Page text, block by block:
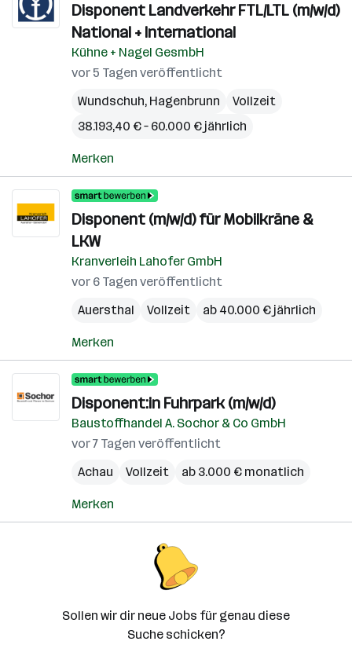
Disponent Landverkehr FTL/LTL (m/w/d)
National + International
Kühne + Nagel GesmbH
vor 5 Tagen veröffentlicht
Wundschuh, Hagenbrunn
Vollzeit
38.193,40 € – 60.000 € jährlich
Merken
Disponent (m/w/d) für Mobilkräne &
LKW
Kranverleih Lahofer GmbH
vor 6 Tagen veröffentlicht
Auersthal
Vollzeit ab 40.000 € jährlich
Merken
Disponent:in Fuhrpark (m/w/d)
Baustoffhandel A. Sochor & Co GmbH
vor 7 Tagen veröffentlicht
Achau
Vollzeit ab 3.000 € monatlich
Merken
Sollen wir dir neue Jobs für genau diese
Suche schicken?